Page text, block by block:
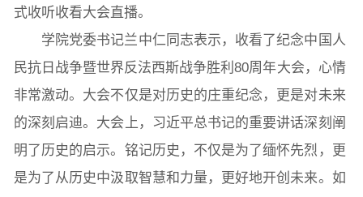
式收听收看大会直播。
学院党委书记兰中仁同志表示，收看了纪念中国人
民抗日战争暨世界反法西斯战争胜利80周年大会，心情
非常激动。大会不仅是对历史的庄重纪念，更是对未来
的深刻启迪。大会上，习近平总书记的重要讲话深刻阐
明了历史的启示。铭记历史，不仅是为了缅怀先烈，更
是为了从历史中汲取智慧和力量，更好地开创未来。如